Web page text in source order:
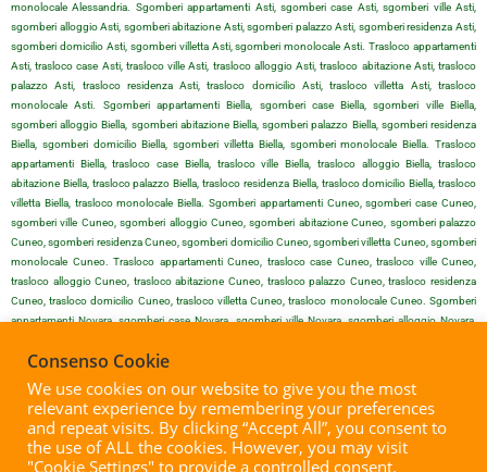
monolocale Alessandria. Sgomberi appartamenti Asti, sgomberi case Asti, sgomberi ville Asti,
sgomberi alloggio Asti, sgomberi abitazione Asti, sgomberi palazzo Asti, sgomberi residenza Asti,
sgomberi domicilio Asti, sgomberi villetta Asti, sgomberi monolocale Asti. Trasloco appartamenti
Asti, trasloco case Asti, trasloco ville Asti, trasloco alloggio Asti, trasloco abitazione Asti, trasloco
palazzo Asti, trasloco residenza Asti, trasloco domicilio Asti, trasloco villetta Asti, trasloco
monolocale Asti. Sgomberi appartamenti Biella, sgomberi case Biella, sgomberi ville Biella,
sgomberi alloggio Biella, sgomberi abitazione Biella, sgomberi palazzo Biella, sgomberi residenza
Biella, sgomberi domicilio Biella, sgomberi villetta Biella, sgomberi monolocale Biella. Trasloco
appartamenti Biella, trasloco case Biella, trasloco ville Biella, trasloco alloggio Biella, trasloco
abitazione Biella, trasloco palazzo Biella, trasloco residenza Biella, trasloco domicilio Biella, trasloco
villetta Biella, trasloco monolocale Biella. Sgomberi appartamenti Cuneo, sgomberi case Cuneo,
sgomberi ville Cuneo, sgomberi alloggio Cuneo, sgomberi abitazione Cuneo, sgomberi palazzo
Cuneo, sgomberi residenza Cuneo, sgomberi domicilio Cuneo, sgomberi villetta Cuneo, sgomberi
monolocale Cuneo. Trasloco appartamenti Cuneo, trasloco case Cuneo, trasloco ville Cuneo,
trasloco alloggio Cuneo, trasloco abitazione Cuneo, trasloco palazzo Cuneo, trasloco residenza
Cuneo, trasloco domicilio Cuneo, trasloco villetta Cuneo, trasloco monolocale Cuneo. Sgomberi
appartamenti Novara, sgomberi case Novara, sgomberi ville Novara, sgomberi alloggio Novara,
domicilio Novara, sgomberi villetta Novara, sgomberi monolocale Novara. Trasloco appartamenti
Novara, trasloco case Novara, trasloco ville Novara, trasloco alloggio Novara, trasloco abitazione
Novara, trasloco palazzo Novara, trasloco residenza Novara, trasloco domicilio Novara, trasloco
villetta Novara, trasloco monolocale Novara. Sgomberi appartamenti Vercelli, sgomberi case Vercelli,
sgomberi ville Vercelli, sgomberi alloggio Vercelli, sgomberi abitazione Vercelli, sgomberi palazzo
Vercelli, sgomberi residenza Vercelli, sgomberi domicilio Vercelli, sgomberi villetta Vercelli, sgomberi
Consenso Cookie
We use cookies on our website to give you the most
relevant experience by remembering your preferences
and repeat visits. By clicking “Accept All”, you consent to
the use of ALL the cookies. However, you may visit
"Cookie Settings" to provide a controlled consent.